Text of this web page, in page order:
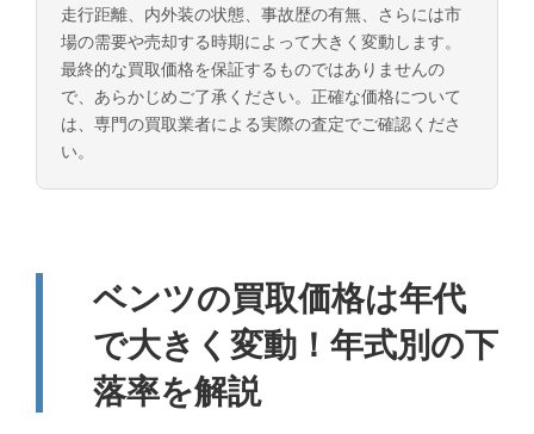
走行距離、内外装の状態、事故歴の有無、さらには市
場の需要や売却する時期によって大きく変動します。
最終的な買取価格を保証するものではありませんの
で、あらかじめご了承ください。正確な価格について
は、専門の買取業者による実際の査定でご確認くださ
い。
ベンツの買取価格は年代
で大きく変動！年式別の下
落率を解説